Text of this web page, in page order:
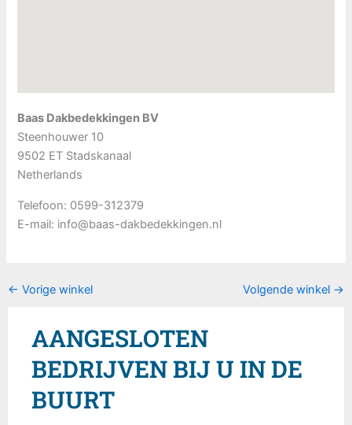
Baas Dakbedekkingen BV
Steenhouwer 10
9502 ET Stadskanaal
Netherlands
Telefoon: 0599-312379
E-mail: info@baas-dakbedekkingen.nl
← Vorige winkel Volgende winkel →
AANGESLOTEN
BEDRIJVEN BIJ U IN DE
BUURT